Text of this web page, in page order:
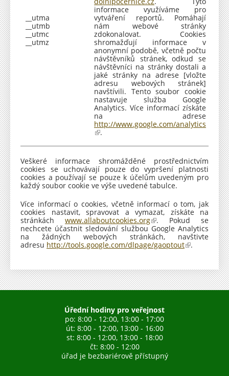
on on pag
__utma
__utmb
__utmc
__utmz
informace využíváme pro
vytváření reportů. Pomáhají
nám webové stránky
zdokonalovat. Cookies
shromažďují informace v
anonymní podobě, včetně počtu
návštěvníků stránek, odkud se
návštěvníci na stránky dostali a
jaké stránky na adrese [vložte
adresu webových stránek]
navštívili. Tento soubor cookie
nastavuje služba Google
Analytics. Více informací získáte
na adrese
http://www.google.com/analytics
(
d
a
z
j
e
x
t
e
r
n
í
.
Veškeré informace shromážděné prostřednictvím
cookies se uchovávají pouze do vypršení platnosti
cookies a používají se pouze k účelům uvedeným pro
každý soubor cookie ve výše uvedené tabulce.
Více informací o cookies, včetně informací o tom, jak
cookies nastavit, spravovat a vymazat, získáte na
stránkách www.allaboutcookies.org(
o
d
k
j
e
e
e
r
n
í
)
. Pokud se
nechcete účastnit sledování službou Google Analytics
na žádných webových stránkách, navštivte
adresu http://tools.google.com/dlpage/gaoptout(
k
a
z
.
Úřední hodiny pro veřejnost
po: 8:00 - 12:00, 13:00 - 17:00
út: 8:00 - 12:00, 13:00 - 16:00
st: 8:00 - 12:00, 13:00 - 18:00
čt: 8:00 - 12:00
úřad je bezbariérově přístupný